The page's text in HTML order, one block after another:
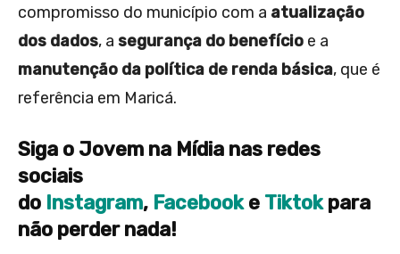
compromisso do município com a atualização
dos dados, a segurança do benefício e a
manutenção da política de renda básica, que é
referência em Maricá.
Siga o Jovem na Mídia nas redes
sociais
do Instagram, Facebooke Tiktokpara
não perder nada!